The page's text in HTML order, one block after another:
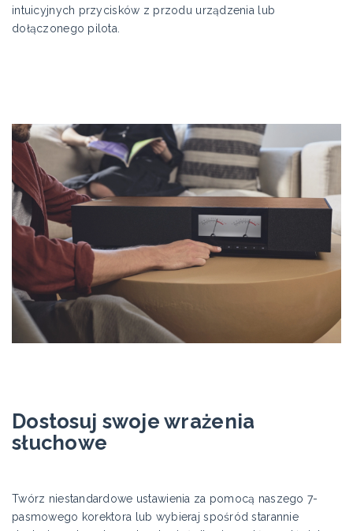
intuicyjnych przycisków z przodu urządzenia lub
dołączonego pilota.
Dostosuj swoje wrażenia
słuchowe
Twórz niestandardowe ustawienia za pomocą naszego 7-
pasmowego korektora lub wybieraj spośród starannie